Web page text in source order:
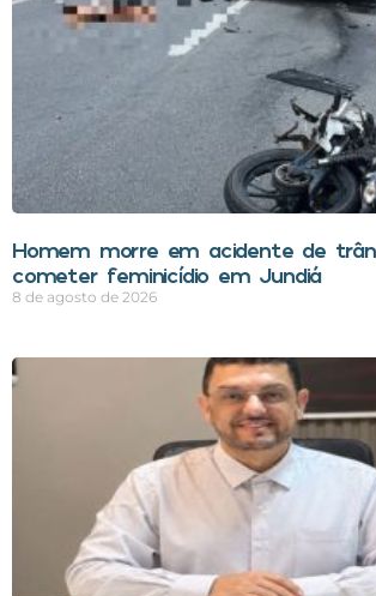
Homem morre em acidente de
cometer feminicídio em Jundiá
8 de agosto de 2026